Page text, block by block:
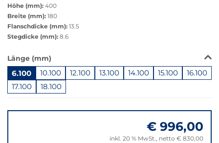
Höhe (mm): 400
Breite (mm): 180
Flanschdicke (mm): 13.5
Stegdicke (mm): 8.6
Das
Produkt
ist
in
dieser
Länge (mm)
6.100 10.100 12.100 13.100 14.100 15.100
16.100
17.100
18.100
zu
€ 996,00
inkl. 20 % MwSt., netto € 830,00